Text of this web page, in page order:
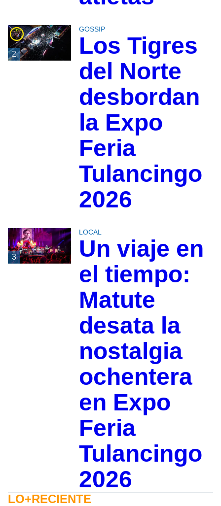
2
GOSSIP
Los Tigres
del Norte
desbordan
la Expo
Feria
Tulancingo
2026
3
LOCAL
Un viaje en
el tiempo:
Matute
desata la
nostalgia
ochentera
en Expo
Feria
Tulancingo
2026
LO+RECIENTE